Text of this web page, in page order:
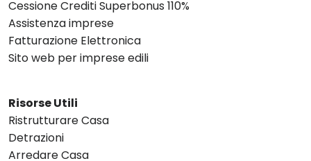
Cessione Crediti Superbonus 110%
Assistenza imprese
Fatturazione Elettronica
Sito web per imprese edili
Risorse Utili
Ristrutturare Casa
Detrazioni
Arredare Casa